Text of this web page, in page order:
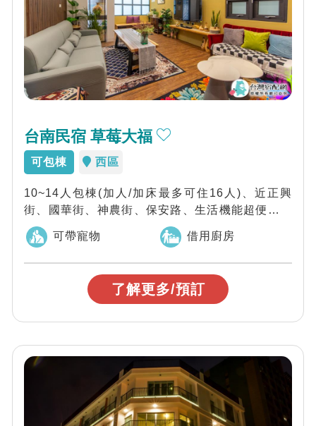
台南民宿 草莓大福
可包棟 西區
10~14人包棟(加人/加床最多可住16人)、近正興
街、國華街、神農街、保安路、生活機能超便利，
台南草莓大福民宿位於台南市的中心地...
可帶寵物 借用廚房
了解更多/預訂